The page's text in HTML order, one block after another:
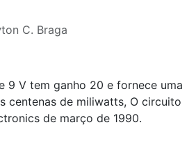
C. Braga
9 V tem ganho 20 e fornece uma
centenas de miliwatts, O circuito
de março de 1990.